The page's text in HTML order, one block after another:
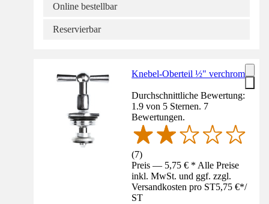
Online bestellbar
Reservierbar
Knebel-Oberteil ½" verchromt
Durchschnittliche Bewertung:
1.9 von 5 Sternen. 7
Bewertungen.
(7)
Preis — 5,75 € * Alle Preise
inkl. MwSt. und ggf. zzgl.
Versandkosten pro ST5,75 €*/
ST